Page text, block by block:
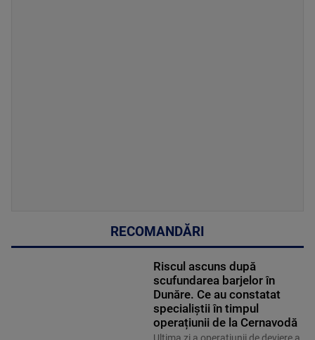
RECOMANDĂRI
Riscul ascuns după
scufundarea barjelor în
Dunăre. Ce au constatat
specialiștii în timpul
operațiunii de la Cernavodă